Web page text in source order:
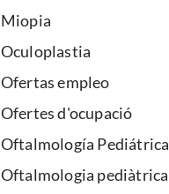
Miopia
Oculoplastia
Ofertas empleo
Ofertes d'ocupació
Oftalmología Pediátrica
Oftalmologia pediàtrica